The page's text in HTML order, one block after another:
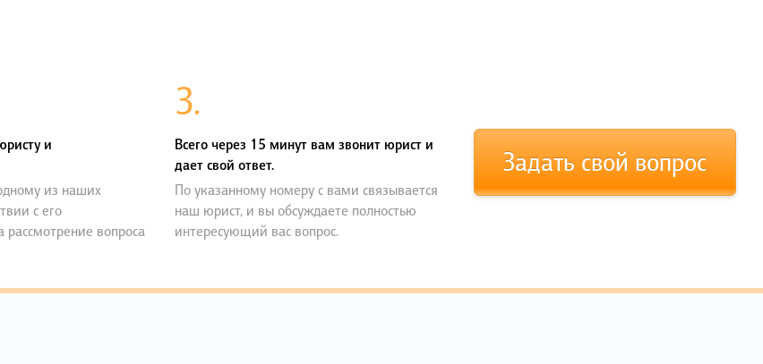
и
из наших
с его
вопроса
3.
Всего через 15 минут вам звонит юрист и
дает свой ответ.
По указанному номеру с вами связывается
наш юрист, и вы обсуждаете полностью
интересующий вас вопрос.
Задать свой вопрос